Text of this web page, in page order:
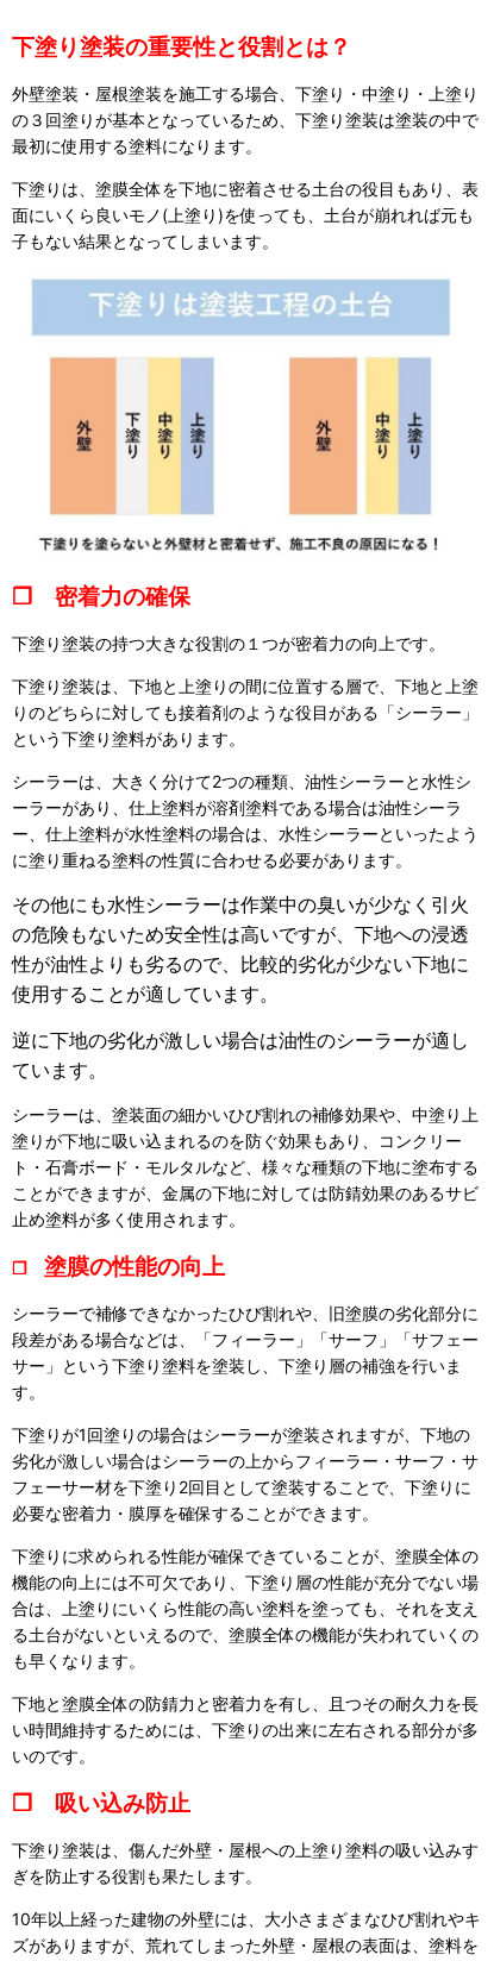
下塗り塗装の重要性と役割とは？
外壁塗装・屋根塗装を施工する場合、下塗り・中塗り・上塗り
の３回塗りが基本となっているため、下塗り塗装は塗装の中で
最初に使用する塗料になります。
下塗りは、塗膜全体を下地に密着させる土台の役目もあり、表
面にいくら良いモノ(上塗り)を使っても、土台が崩れれば元も
子もない結果となってしまいます。
❒ 密着力の確保
下塗り塗装の持つ大きな役割の１つが密着力の向上です。
下塗り塗装は、下地と上塗りの間に位置する層で、下地と上塗
りのどちらに対しても接着剤のような役目がある「シーラー」
という下塗り塗料があります。
シーラーは、大きく分けて2つの種類、油性シーラーと水性シ
ーラーがあり、仕上塗料が溶剤塗料である場合は油性シーラ
ー、仕上塗料が水性塗料の場合は、水性シーラーといったよう
に塗り重ねる塗料の性質に合わせる必要があります。
その他にも水性シーラーは作業中の臭いが少なく引火
の危険もないため安全性は高いですが、下地への浸透
性が油性よりも劣るので、比較的劣化が少ない下地に
使用することが適しています。
逆に下地の劣化が激しい場合は油性のシーラーが適し
ています。
シーラーは、塗装面の細かいひび割れの補修効果や、中塗り上
塗りが下地に吸い込まれるのを防ぐ効果もあり、コンクリー
ト・石膏ボード・モルタルなど、様々な種類の下地に塗布する
ことができますが、金属の下地に対しては防錆効果のあるサビ
止め塗料が多く使用されます。
❒ 塗膜の性能の向上
シーラーで補修できなかったひび割れや、旧塗膜の劣化部分に
段差がある場合などは、「フィーラー」「サーフ」「サフェー
サー」という下塗り塗料を塗装し、下塗り層の補強を行いま
す。
下塗りが1回塗りの場合はシーラーが塗装されますが、下地の
劣化が激しい場合はシーラーの上からフィーラー・サーフ・サ
フェーサー材を下塗り2回目として塗装することで、下塗りに
必要な密着力・膜厚を確保することができます。
下塗りに求められる性能が確保できていることが、塗膜全体の
機能の向上には不可欠であり、下塗り層の性能が充分でない場
合は、上塗りにいくら性能の高い塗料を塗っても、それを支え
る土台がないといえるので、塗膜全体の機能が失われていくの
も早くなります。
下地と塗膜全体の防錆力と密着力を有し、且つその耐久力を長
い時間維持するためには、下塗りの出来に左右される部分が多
いのです。
❒ 吸い込み防止
下塗り塗装は、傷んだ外壁・屋根への上塗り塗料の吸い込みす
ぎを防止する役割も果たします。
10年以上経った建物の外壁には、大小さまざまなひび割れやキ
ズがありますが、荒れてしまった外壁・屋根の表面は、塗料を